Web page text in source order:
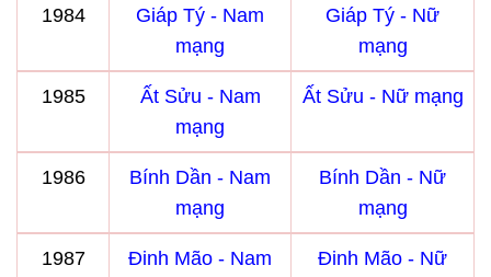
1984
Giáp Tý - Nam
mạng
Giáp Tý - Nữ
mạng
1985
Ất Sửu - Nam
mạng
Ất Sửu - Nữ mạng
1986
Bính Dần - Nam
mạng
Bính Dần - Nữ
mạng
1987
Đinh Mão - Nam
Đinh Mão - Nữ